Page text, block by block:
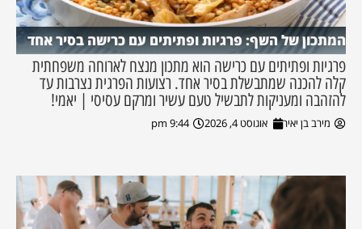
המתכון של השף: פרגיות ופתיתים עם כרישה בסיר אחד
פרגיות ופתיתים עם כרישה הוא מתכון מנצח לארוחה משפחתית
קלה להכנה שמתבשלת בסיר אחד. רצועות הפרגית נצרבות עד
להזהבה ומעניקות לתבשיל טעם עשיר ומרקם עסיסי | יאמי!
מירב בן יאיר אוגוסט 4, 2026 9:44 pm